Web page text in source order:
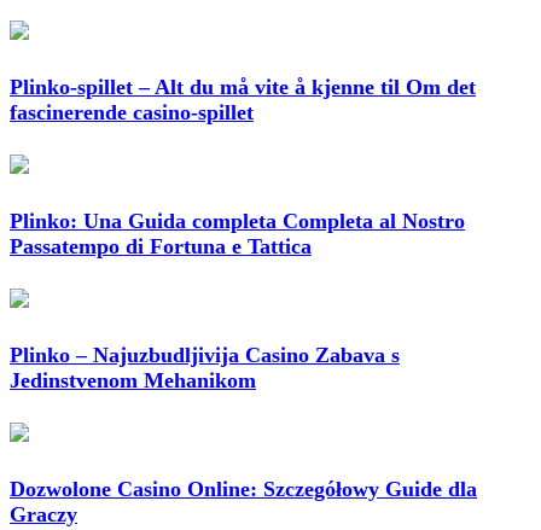
Plinko-spillet – Alt du må vite å kjenne til Om det
fascinerende casino-spillet
Plinko: Una Guida completa Completa al Nostro
Passatempo di Fortuna e Tattica
Plinko – Najuzbudljivija Casino Zabava s
Jedinstvenom Mehanikom
Dozwolone Casino Online: Szczegółowy Guide dla
Graczy